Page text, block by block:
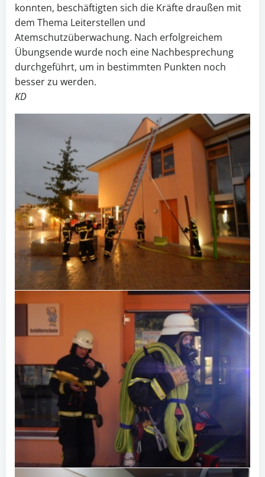
konnten, beschäftigten sich die Kräfte draußen mit
dem Thema Leiterstellen und
Atemschutzüberwachung. Nach erfolgreichem
Übungsende wurde noch eine Nachbesprechung
durchgeführt, um in bestimmten Punkten noch
besser zu werden.
KD